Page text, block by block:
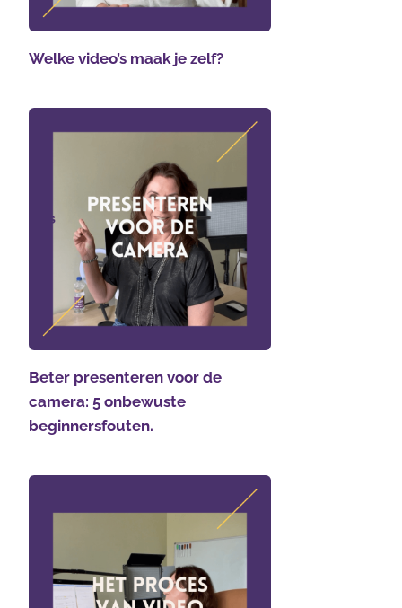
Welke video’s maak je zelf?
Beter presenteren voor de
camera: 5 onbewuste
beginnersfouten.